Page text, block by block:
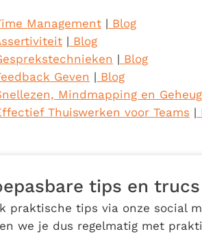
Management | Blog
| Blog
| Blog
Geven | Blog
Mindmapping en
Thuiswerken voor Teams |
tips en trucs
praktische tips via onze social
we je dus regelmatig met